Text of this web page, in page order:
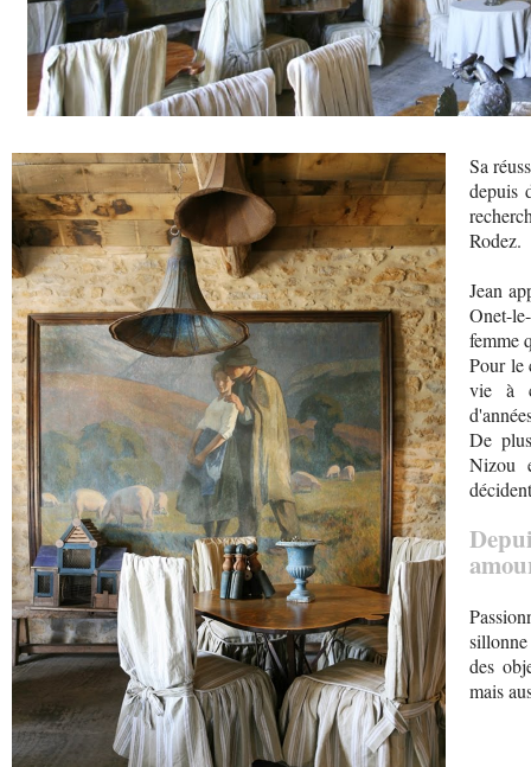
Sa
depuis
Rodez.
Jean
Onet-
femme
Pour le
vie à
De
Nizou
des
mais